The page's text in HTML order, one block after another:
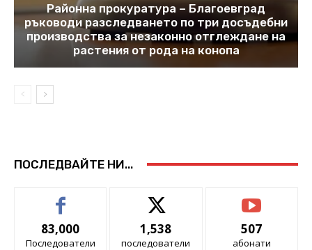
Районна прокуратура – Благоевград
ръководи разследването по три досъдебни
производства за незаконно отглеждане на
растения от рода на конопа
ПОСЛЕДВАЙТЕ НИ...
83,000
Последователи
1,538
последователи
507
абонати